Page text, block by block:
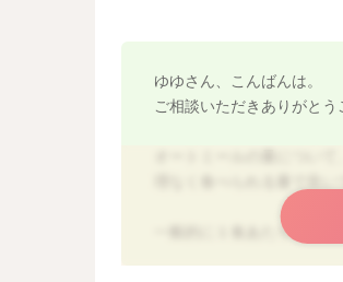
ゆゆさん、こんばんは。
ご相談いただきありがとう
一般的に１食あたり、２